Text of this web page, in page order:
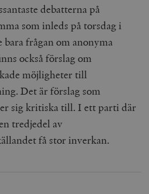
debatterna på
som inleds på torsdag i
frågan om anonyma
också förslag om
möjligheter till
Det är förslag som
sig kritiska till. I ett parti där
tredjedel av
få stor inverkan.